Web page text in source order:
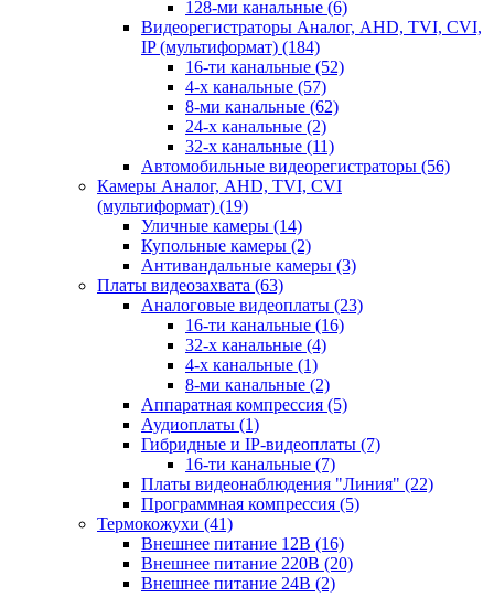
128-ми канальные (6)
Видеорегистраторы Аналог, AHD, TVI, CVI,
IP (мультиформат) (184)
16-ти канальные (52)
4-х канальные (57)
8-ми канальные (62)
24-х канальные (2)
32-х канальные (11)
Автомобильные видеорегистраторы (56)
Камеры Аналог, AHD, TVI, CVI
(мультиформат) (19)
Уличные камеры (14)
Купольные камеры (2)
Антивандальные камеры (3)
Платы видеозахвата (63)
Аналоговые видеоплаты (23)
16-ти канальные (16)
32-х канальные (4)
4-х канальные (1)
8-ми канальные (2)
Аппаратная компрессия (5)
Аудиоплаты (1)
Гибридные и IP-видеоплаты (7)
16-ти канальные (7)
Платы видеонаблюдения "Линия" (22)
Программная компрессия (5)
Термокожухи (41)
Внешнее питание 12В (16)
Внешнее питание 220В (20)
Внешнее питание 24В (2)